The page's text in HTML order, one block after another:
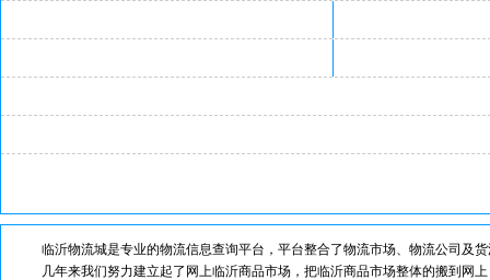
临沂物流城是专业的物流信息查询平台，平台整合了物流市场、物流公司及货
几年来我们努力建立起了网上临沂商品市场，把临沂商品市场整体的搬到网上